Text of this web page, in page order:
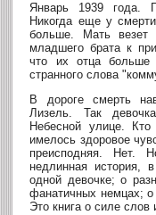
Январь 1939 года.
Никогда еще у
больше. Мать везет
младшего брата к
что их отца
странного слова
В дороге смерть
Лизель. Так
Небесной улице.
имелось здоровое
преисподняя.
недлинная история,
одной девочке; о
фанатичных немцах;
Это книга о силе слов